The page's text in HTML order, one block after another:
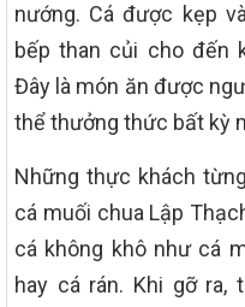
nướng. Cá được kẹp
bếp than củi cho đến
Đây là món ăn được
thể thưởng thức bất kỳ
Những thực khách
cá muối chua Lập
cá không khô như cá
hay cá rán. Khi gỡ ra,